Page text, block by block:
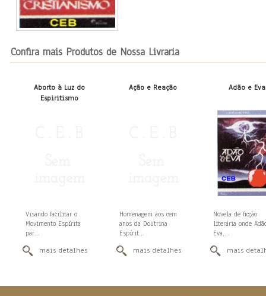
Confira mais Produtos de Nossa Livraria
Aborto à Luz do
Espiritismo
Visando facilitar o
Movimento Espírita
par...
mais detalhes
Ação e Reação
Homenagem aos cem
anos da Doutrina
Espírit...
mais detalhes
Adão e Eva
Novela de ficção
literária onde
Eva,...
mais